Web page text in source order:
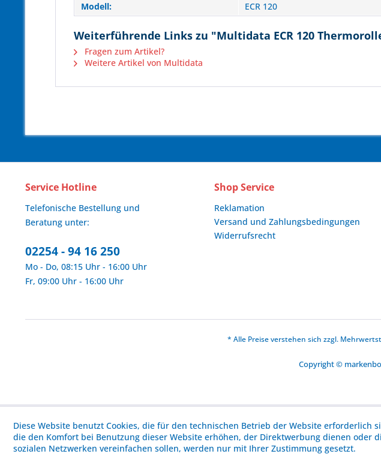
Modell:
ECR 120
Weiterführende Links zu "Multidata ECR 120
Fragen zum Artikel?
Weitere Artikel von Multidata
Service Hotline
Telefonische Bestellung und
Beratung unter:
02254 - 94 16 250
Mo - Do, 08:15 Uhr - 16:00 Uhr
Fr, 09:00 Uhr - 16:00 Uhr
Shop Service
Reklamation
Versand und Zahlungsbedingungen
Widerrufsrecht
* Alle Preise verstehen sich zzgl.
Copyright ©
Diese Website benutzt Cookies, die für den technischen Betrieb der Website erforderlich
die den Komfort bei Benutzung dieser Website erhöhen, der Direktwerbung dienen oder
sozialen Netzwerken vereinfachen sollen, werden nur mit Ihrer Zustimmung gesetzt.